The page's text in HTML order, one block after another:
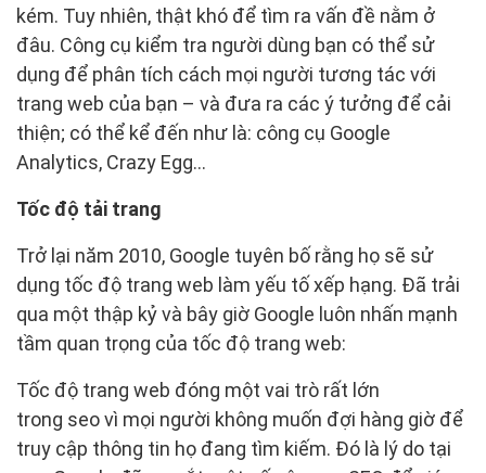
kém. Tuy nhiên, thật khó để tìm ra vấn đề nằm ở
đâu. Công cụ kiểm tra người dùng bạn có thể sử
dụng để phân tích cách mọi người tương tác với
trang web của bạn – và đưa ra các ý tưởng để cải
thiện; có thể kể đến như là: công cụ Google
Analytics, Crazy Egg…
Tốc độ tải trang
Trở lại năm 2010, Google tuyên bố rằng họ sẽ sử
dụng tốc độ trang web làm yếu tố xếp hạng. Đã trải
qua một thập kỷ và bây giờ Google luôn nhấn mạnh
tầm quan trọng của tốc độ trang web:
Tốc độ trang web đóng một vai trò rất lớn
trong seo vì mọi người không muốn đợi hàng giờ để
truy cập thông tin họ đang tìm kiếm. Đó là lý do tại